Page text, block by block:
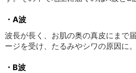
・A波
波長が長く、お肌の奥の真皮にまで
ージを受け、たるみやシワの原因に。
・B波